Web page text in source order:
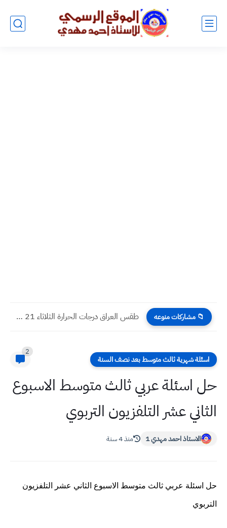
📁 مشاركات منوعه طقس العراق درجات الحرارة الثلاثاء 21 - 10 - 2025
اسئلة شهرية ثالث متوسط بعد نصف السنة
2
حل اسئلة عربي ثالث متوسط الاسبوع
الثاني عشر التلفزيون التربوي
الاستاذ احمد مهدي 1 منذ 4 سنة
حل اسئلة عربي ثالث متوسط الاسبوع الثاني عشر التلفزيون
التربوي